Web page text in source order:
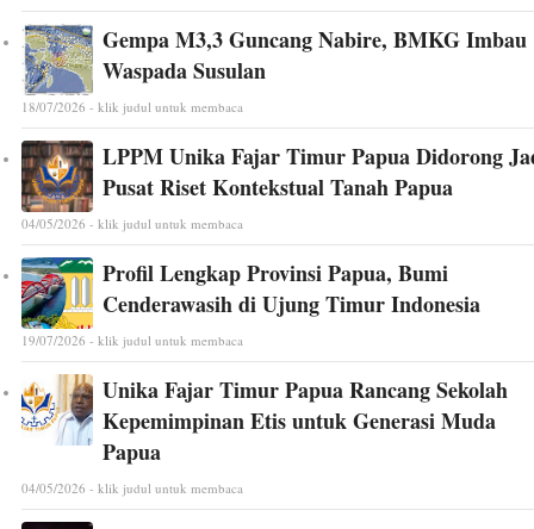
Gempa M3,3 Guncang Nabire, BMKG Imbau
Waspada Susulan
18/07/2026 - klik judul untuk membaca
LPPM Unika Fajar Timur Papua Didorong
Pusat Riset Kontekstual Tanah Papua
04/05/2026 - klik judul untuk membaca
Profil Lengkap Provinsi Papua, Bumi
Cenderawasih di Ujung Timur Indonesia
19/07/2026 - klik judul untuk membaca
Unika Fajar Timur Papua Rancang Sekolah
Kepemimpinan Etis untuk Generasi Muda
Papua
04/05/2026 - klik judul untuk membaca